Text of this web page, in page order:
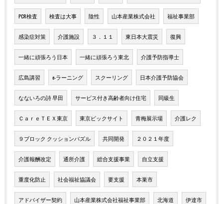
PCR検査 検査は大事 陰性 山本産業株式会社 福祉事業部
感染症対策 介護施設 ３．１１ 東日本大震災 復興
一緒に頑張ろう日本 一緒に頑張ろう東北 介護予防指導士
広島講習 e-ラーニング スクーリング 日本介護予防協会
なないろの詩 早田 サービス付き高齢者向け住宅 同級生
ＣａｒｅＴＥＸ東京 東京ビックサイト 青梅展示場 介護レク
９ブロック クッションパズル 共同開発 ２０２１年度
介護報酬改定 通所介護 総合支援事業 自立支援
重度化防止 社会福祉協議会 要支援 本巣市
アドバイザー契約 山本産業株式会社福祉事業部 北海道 伊達市